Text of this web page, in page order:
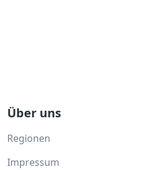
Über uns
Regionen
Impressum